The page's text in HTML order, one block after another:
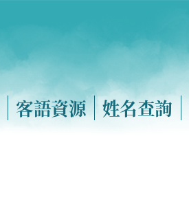
客語資源 姓名查詢